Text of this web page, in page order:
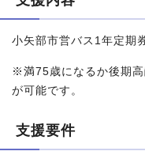
小矢部市営バス1年定期
※満75歳になるか後期
が可能です。
支援要件